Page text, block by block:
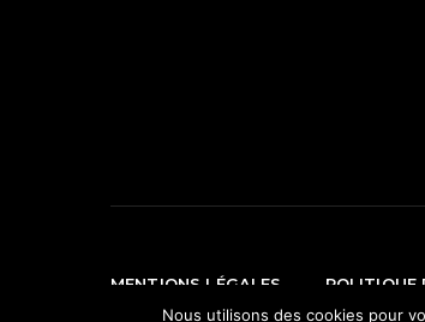
MENTIONS LÉGALES POLITIQUE
Nous utilisons des cookies pour